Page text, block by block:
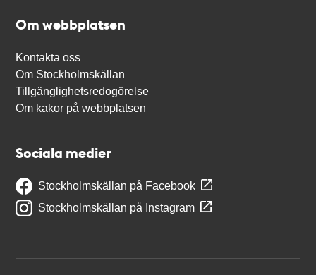
Om webbplatsen
Kontakta oss
Om Stockholmskällan
Tillgänglighetsredogörelse
Om kakor på webbplatsen
Sociala medier
Stockholmskällan på Facebook
Stockholmskällan på Instagram